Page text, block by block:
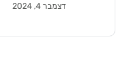
דצמבר 4, 2024